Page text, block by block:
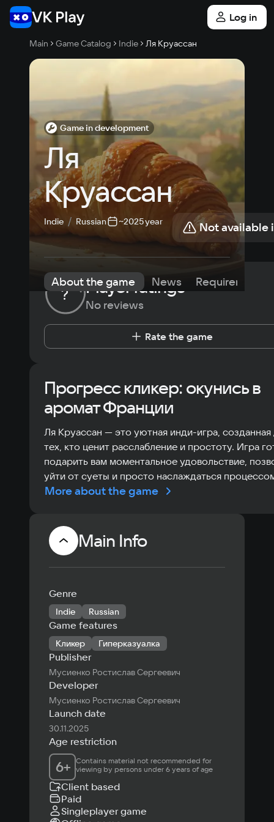
Log in
Main Game Catalog Indie Ля Круассан
Game in development
Ля
Круассан
Indie Russian ~2025 year Not available
About the game News Requirements
? Player ratings
No reviews
Rate the game
Прогресс кликер: окунись в
аромат Франции
Ля Круассан — это уютная инди-игра, созданная для
тех, кто ценит расслабление и простоту. Игра
подарить вам моментальное удовольствие,
уйти от суеты и просто наслаждаться
More about the game
Main Info
Genre
Indie Russian
Game features
Кликер Гиперказуалка
Publisher
Мусиенко Ростислав Сергеевич
Developer
Мусиенко Ростислав Сергеевич
Launch date
30.11.2025
Age restriction
6+ Contains material not recommended for
viewing by persons under 6 years of age
Client based
Paid
Singleplayer game